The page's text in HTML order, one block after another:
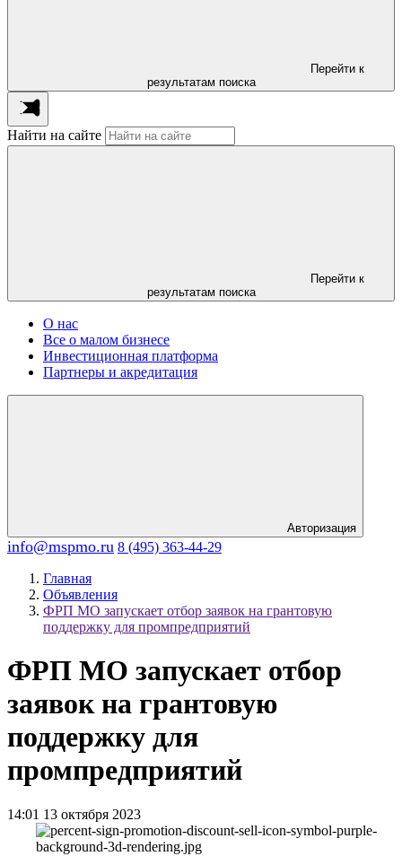
Перейти к
результатам поиска
Найти на сайте
Перейти к
результатам поиска
О нас
Все о малом бизнесе
Инвестиционная платформа
Партнеры и акредитация
Авторизация
info@mspmo.ru 8 (495) 363-44-29
Главная
Объявления
ФРП МО запускает отбор заявок на грантовую
поддержку для промпредприятий
ФРП МО запускает отбор
заявок на грантовую
поддержку для
промпредприятий
14:01 13 октября 2023